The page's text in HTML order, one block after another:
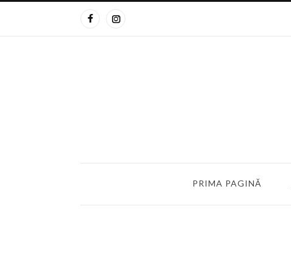
PRIMA PAGINĂ